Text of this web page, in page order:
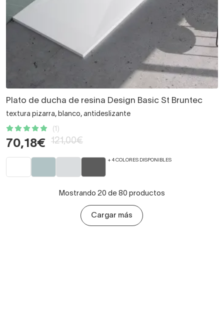
Plato de ducha de resina Design Basic St Bruntec
textura pizarra, blanco, antideslizante
(1)
70,18€ 121,00€
+ 4 COLORES DISPONIBLES
Mostrando 20 de 80 productos
Cargar más